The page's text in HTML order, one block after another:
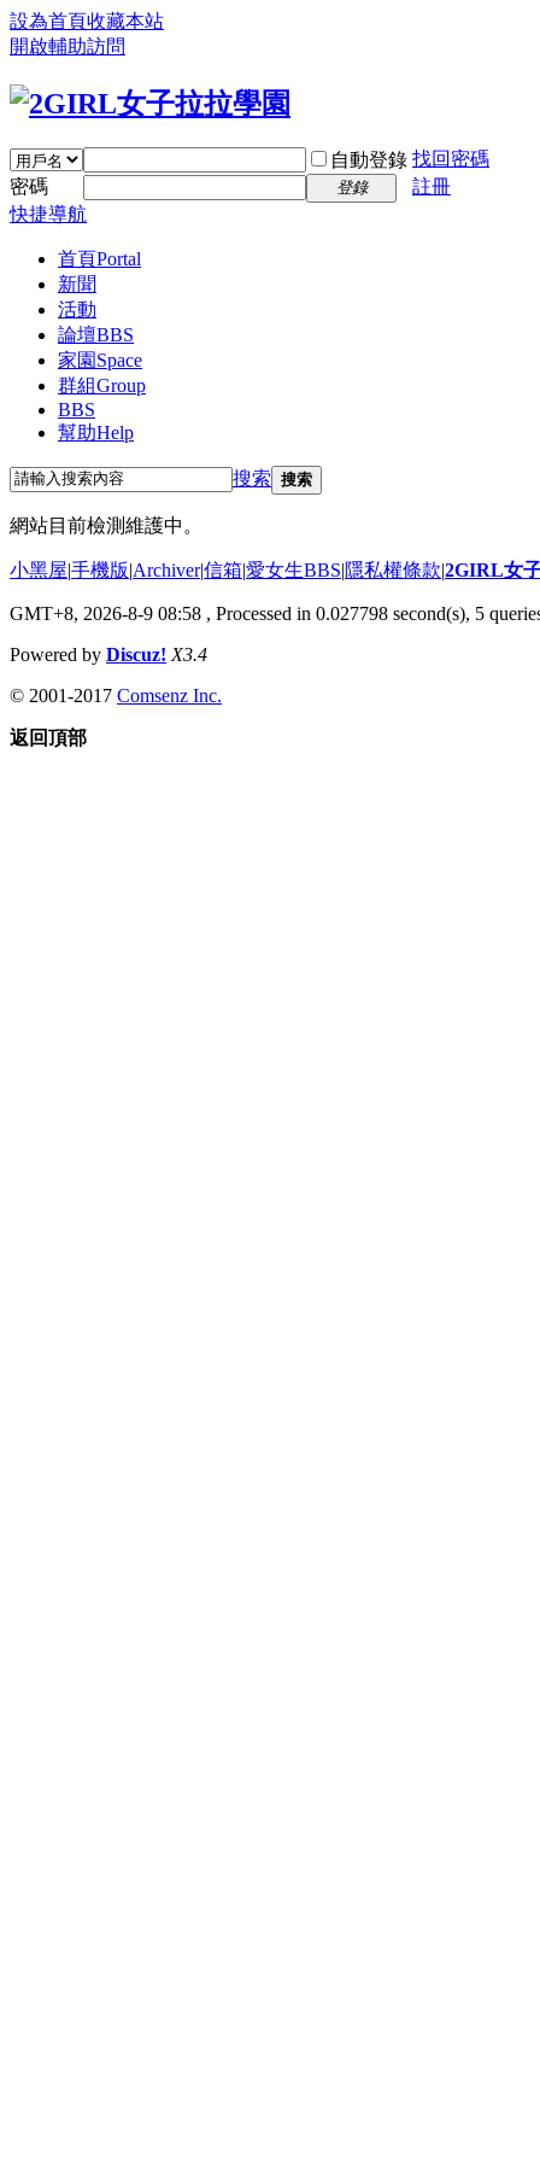
設為首頁收藏本站
開啟輔助訪問
自動登錄 找回密碼
密碼
登錄
註冊
快捷導航
首頁Portal
新聞
活動
論壇BBS
家園 Space
群組Group
BBS
幫助Help
搜索 搜索
網站目前檢測維護中。
小黑屋|手機版|Archiver|信箱|愛女生BBS|隱私權條款|2GIRL女
GMT+8, 2026-8-9 08:58 , Processed in 0.027798 second(s), 5
Powered by Discuz! X3.4
© 2001-2017 Comsenz Inc.
返回頂部